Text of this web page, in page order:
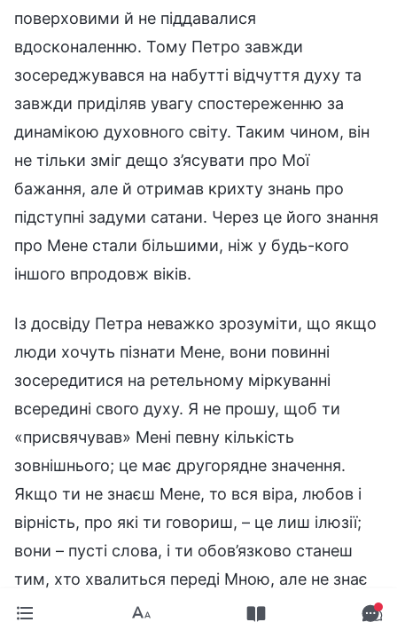
поверховими й не піддавалися
вдосконаленню. Тому Петро завжди
зосереджувався на набутті відчуття духу та
завжди приділяв увагу спостереженню за
динамікою духовного світу. Таким чином, він
не тільки зміг дещо з’ясувати про Мої
бажання, але й отримав крихту знань про
підступні задуми сатани. Через це його знання
про Мене стали більшими, ніж у будь-кого
іншого впродовж віків.
Із досвіду Петра неважко зрозуміти, що якщо
люди хочуть пізнати Мене, вони повинні
зосередитися на ретельному міркуванні
всередині свого духу. Я не прошу, щоб ти
«присвячував» Мені певну кількість
зовнішнього; це має другорядне значення.
Якщо ти не знаєш Мене, то вся віра, любов і
вірність, про які ти говориш, – це лиш ілюзії;
вони – пусті слова, і ти обов’язково станеш
тим, хто хвалиться переді Мною, але не знає
себе. Таким чином, ти знову потрапиш до